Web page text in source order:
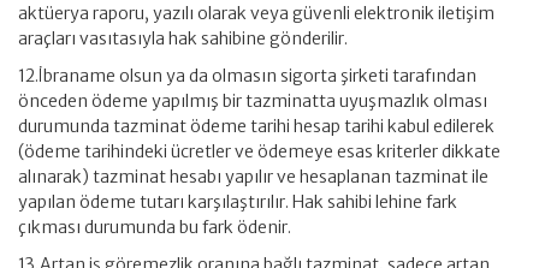
aktüerya raporu, yazılı olarak veya güvenli elektronik iletişim
araçları vasıtasıyla hak sahibine gönderilir.
12.İbraname olsun ya da olmasın sigorta şirketi tarafından
önceden ödeme yapılmış bir tazminatta uyuşmazlık olması
durumunda tazminat ödeme tarihi hesap tarihi kabul edilerek
(ödeme tarihindeki ücretler ve ödemeye esas kriterler dikkate
alınarak) tazminat hesabı yapılır ve hesaplanan tazminat ile
yapılan ödeme tutarı karşılaştırılır. Hak sahibi lehine fark
çıkması durumunda bu fark ödenir.